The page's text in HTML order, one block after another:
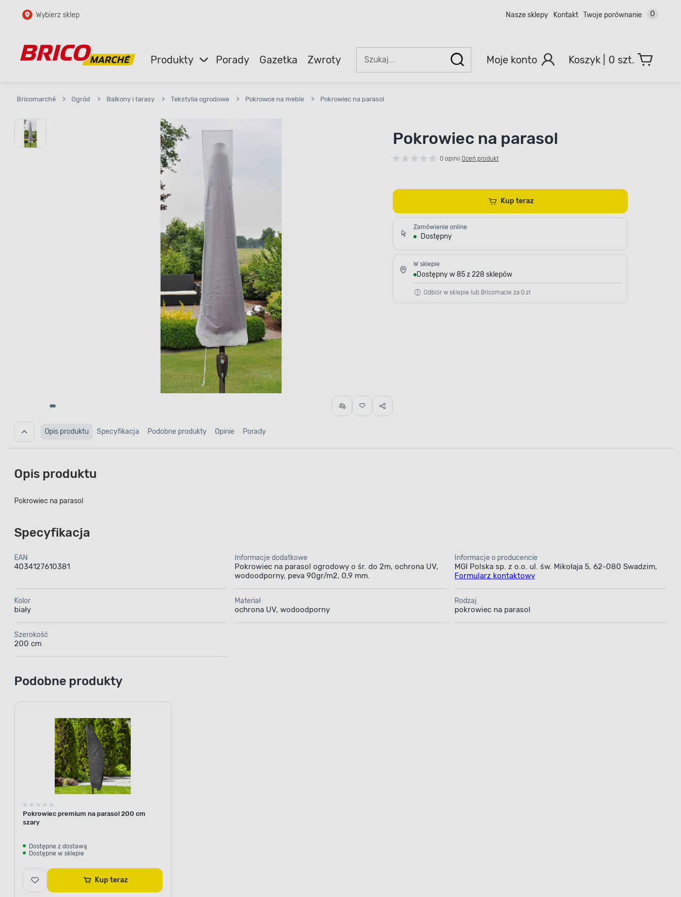
Przejdź do głównej zawartości
Przejdź do wyszukiwarki
Wybierz sklep Nasze sklepy Kontakt Twoje porównanie 0
Produkty Porady Gazetka Zwroty Moje konto 0 szt.
Bricomarché > Ogród > Balkony i tarasy > Tekstylia ogrodowe > Pokrowce na meble > Pokrowiec na parasol
Pokrowiec na parasol
0 opinii Oceń produkt
Kup teraz
Zamówienie online
Dostępny
W sklepie
Dostępny w 85 z 228 sklepów
Odbiór w sklepie lub Bricomacie za 0 zł
Opis produktu Specyfikacja Podobne produkty Opinie Porady
Opis produktu
Pokrowiec na parasol
Specyfikacja
EAN
4034127610381
Informacje dodatkowe
Pokrowiec na parasol ogrodowy o śr. do 2m, ochrona UV,
wodoodporny, peva 90gr/m2, 0,9 mm.
Informacje o producencie
MGI Polska sp. z o.o. ul. św. Mikołaja 5, 62-080 Swadzim,
Formularz kontaktowy
Kolor
biały
Materiał
ochrona UV, wodoodporny
Rodzaj
pokrowiec na parasol
Szerokość
200 cm
Podobne produkty
Pokrowiec premium na parasol 200 cm
szary
Dostępne z dostawą
Dostępne w sklepie
Kup teraz